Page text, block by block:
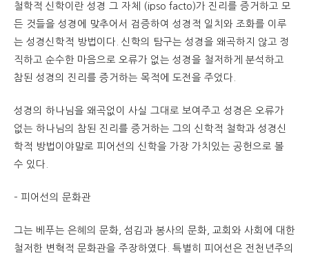
철학적 신학이란 성경 그 자체 (ipso facto)가 진리를 증거하고 모
든 것들을 성경에 맞추어서 검증하여 성경적 일치와 조화를 이루
는 성경신학적 방법이다. 신학의 탐구는 성경을 왜곡하지 않고 정
직하고 순수한 마음으로 오류가 없는 성경을 철저하게 분석하고
참된 성경의 진리를 증거하는 목적에 도전을 주었다.
성경의 하나님을 왜곡없이 사실 그대로 보여주고 성경은 오류가
없는 하나님의 참된 진리를 증거하는 그의 신학적 철학과 성경신
학적 방법이야말로 피어선의 신학을 가장 가치있는 공헌으로 볼
수 있다.
– 피어선의 문화관
그는 베푸는 은혜의 문화, 섬김과 봉사의 문화, 교회와 사회에 대한
철저한 변혁적 문화관을 주장하였다. 특별히 피어선은 전천년주의